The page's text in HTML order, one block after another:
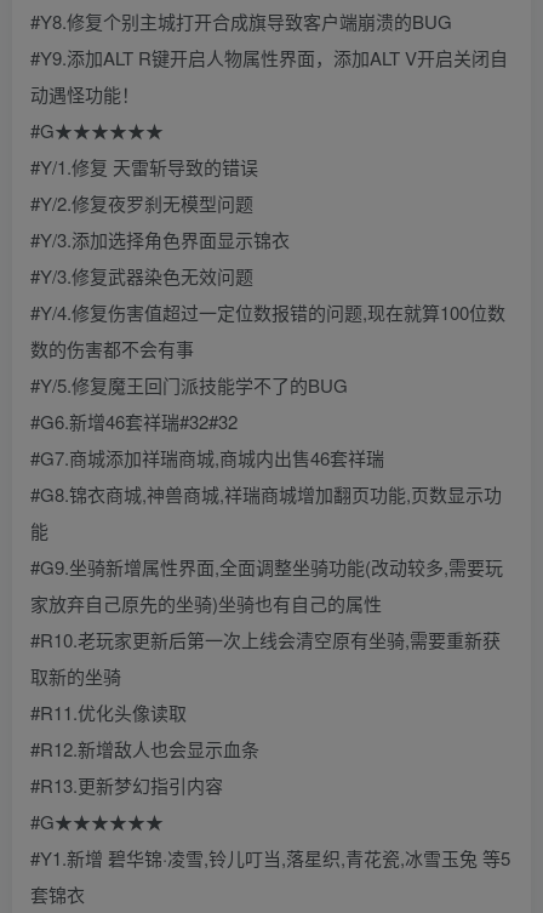
#Y8.修复个别主城打开合成旗导致客户端崩溃的BUG
#Y9.添加ALT R键开启人物属性界面，添加ALT V开启关闭自
动遇怪功能！
#G★★★★★★
#Y/1.修复 天雷斩导致的错误
#Y/2.修复夜罗刹无模型问题
#Y/3.添加选择角色界面显示锦衣
#Y/3.修复武器染色无效问题
#Y/4.修复伤害值超过一定位数报错的问题,现在就算100位数
数的伤害都不会有事
#Y/5.修复魔王回门派技能学不了的BUG
#G6.新增46套祥瑞#32#32
#G7.商城添加祥瑞商城,商城内出售46套祥瑞
#G8.锦衣商城,神兽商城,祥瑞商城增加翻页功能,页数显示功
能
#G9.坐骑新增属性界面,全面调整坐骑功能(改动较多,需要玩
家放弃自己原先的坐骑)坐骑也有自己的属性
#R10.老玩家更新后第一次上线会清空原有坐骑,需要重新获
取新的坐骑
#R11.优化头像读取
#R12.新增敌人也会显示血条
#R13.更新梦幻指引内容
#G★★★★★★
#Y1.新增 碧华锦·凌雪,铃儿叮当,落星织,青花瓷,冰雪玉兔 等5
套锦衣